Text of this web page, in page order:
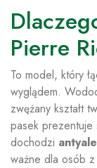
Pierre
To model, który
wyglądem.
zwężany kształt
pasek
dochodzi
ważne dla osób